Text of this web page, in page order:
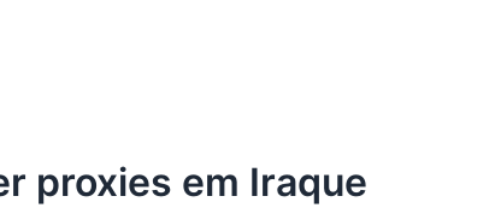
proxies em Iraque